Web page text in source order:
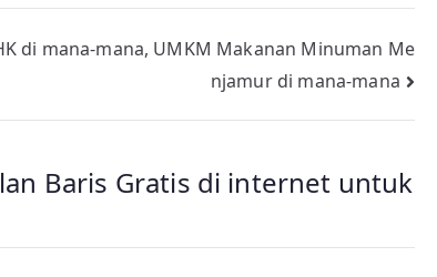
di mana-mana, UMKM Makanan Minuman Me
njamur di mana-mana
Baris Gratis di internet untuk